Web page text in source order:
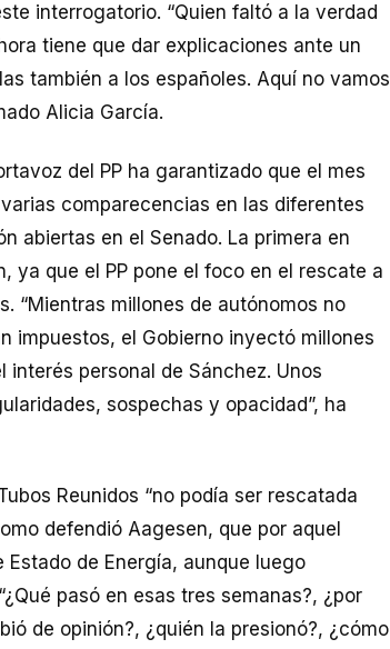
interrogatorio. “Quien faltó a la verdad
tiene que dar explicaciones ante un
también a los españoles. Aquí no vamos
Alicia García.
del PP ha garantizado que el mes
comparecencias en las diferentes
abiertas en el Senado. La primera en
ya que el PP pone el foco en el rescate a
“Mientras millones de autónomos no
impuestos, el Gobierno inyectó millones
interés personal de Sánchez. Unos
sospechas y opacidad”, ha
Reunidos “no podía ser rescatada
defendió Aagesen, que por aquel
de Energía, aunque luego
pasó en esas tres semanas?, ¿por
de opinión?, ¿quién la presionó?, ¿cómo